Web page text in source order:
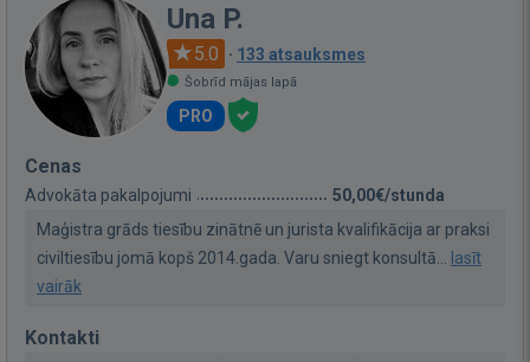
Una P.
5.0 · 133 atsauksmes
Šobrīd mājas lapā
PRO
Cenas
Advokāta pakalpojumi
50,00€/stunda
Maģistra grāds tiesību zinātnē un jurista kvalifikācija ar praksi
civiltiesību jomā kopš 2014.gada. Varu sniegt konsultā... lasīt
vairāk
Kontakti